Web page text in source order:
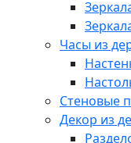
Часы из
Стеновые
Декор из